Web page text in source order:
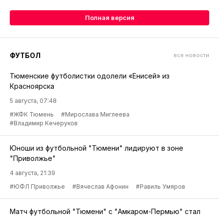
Полная версия
ФУТБОЛ все новости
Тюменские футболистки одолели «Енисей» из
Красноярска
5 августа, 07:48
#ЖФК Тюмень
#Мирослава Миглеева
#Владимир Кечеруков
Юноши из футбольной "Тюмени" лидируют в зоне
"Приволжье"
4 августа, 21:39
#ЮФЛ Приволжье
#Вячеслав Афонин #Равиль Умяров
Матч футбольной "Тюмени" с "Амкаром-Пермью" стал